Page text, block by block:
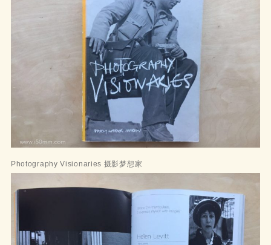
Photography Visionaries 摄影梦想家